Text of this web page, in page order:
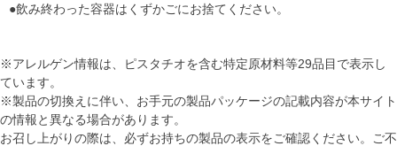
●飲み終わった容器はくずかごにお捨てください。
※アレルゲン情報は、ピスタチオを含む特定原材料等29品目で表示し
ています。
※製品の切換えに伴い、お手元の製品パッケージの記載内容が本サイト
の情報と異なる場合があります。
お召し上がりの際は、必ずお持ちの製品の表示をご確認ください。ご不